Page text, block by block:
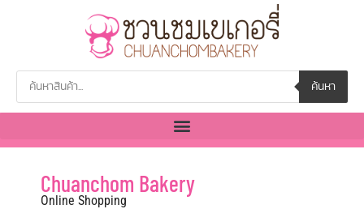
ค้นหา
Chuanchom Bakery
Online Shopping